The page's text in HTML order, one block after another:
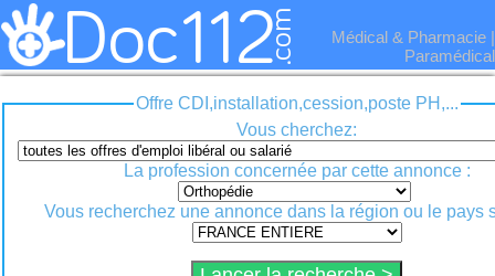
Médical & Pharmacie |
Paramédical
Offre CDI,installation,cession,poste PH,...
Vous cherchez:
La profession concernée par cette annonce :
Vous recherchez une annonce dans la région ou le pays